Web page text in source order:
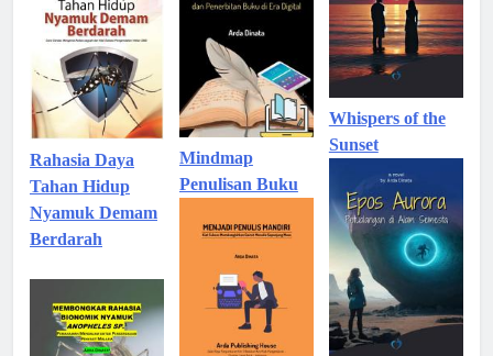
Rahasia Daya
Tahan Hidup
Nyamuk Demam
Berdarah
Mindmap
Penulisan Buku
Whispers of the
Sunset